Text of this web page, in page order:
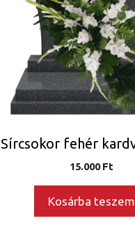
Sírcsokor fehér
15.000Ft
Kosárba teszem